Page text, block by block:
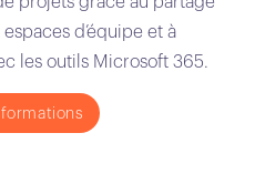
d’équipe et à
les outils Microsoft 365.